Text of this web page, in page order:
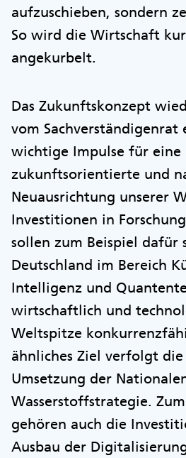
aufzuschieben, sondern
So wird die Wirtschaft
angekurbelt.
Das Zukunftskonzept
vom Sachverständigenrat
wichtige Impulse für eine
zukunftsorientierte und
Neuausrichtung unserer
Investitionen in
sollen zum Beispiel dafür
Deutschland im Bereich
Intelligenz und
wirtschaftlich und
Weltspitze
ähnliches Ziel verfolgt
Umsetzung der
Wasserstoffstrategie.
gehören auch die
Ausbau der